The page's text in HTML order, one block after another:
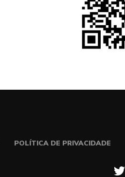
POLÍTICA DE PRIVACIDADE